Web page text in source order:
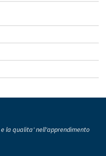
la qualita' nell'apprendimento